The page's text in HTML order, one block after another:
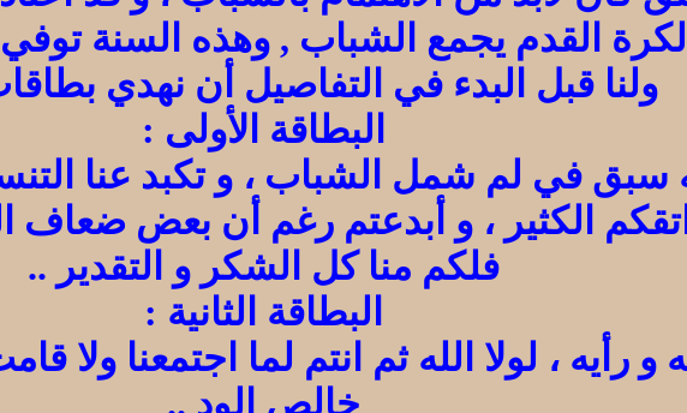
القدم يجمع الشباب , وهذه السنة توفي
ولنا قبل البدء في التفاصيل أن نهدي
البطاقة الأولى :
سبق في لم شمل الشباب ، و تكبد عنا
الكثير ، و أبدعتم رغم أن بعض ضعاف
فلكم منا كل الشكر و التقدير ..
البطاقة الثانية :
و رأيه ، لولا الله ثم انتم لما اجتمعنا ولا
خالص الود ..